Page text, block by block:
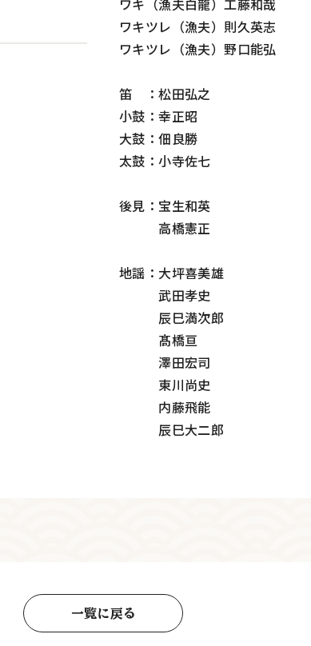
ワキ（漁夫白龍）工藤和哉
ワキツレ（漁夫）則久英志
ワキツレ（漁夫）野口能弘
笛 ：松田弘之
小鼓：幸正昭
大鼓：佃良勝
太鼓：小寺佐七
後見：宝生和英
高橋憲正
地謡：大坪喜美雄
武田孝史
辰巳満次郎
髙橋亘
澤田宏司
東川尚史
内藤飛能
辰巳大二郎
一覧に戻る